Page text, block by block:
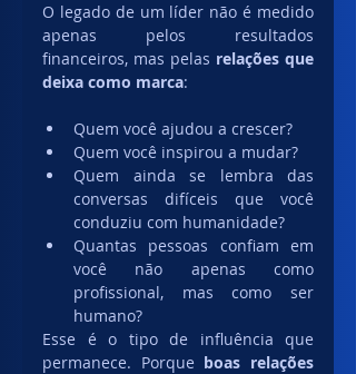
O legado de um líder não é medido
apenas pelos resultados
financeiros, mas pelas relações que
deixa como marca:
Quem você ajudou a crescer?
Quem você inspirou a mudar?
Quem ainda se lembra das
conversas difíceis que você
conduziu com humanidade?
Quantas pessoas confiam em
você não apenas como
profissional, mas como ser
humano?
Esse é o tipo de influência que
permanece. Porque boas relações